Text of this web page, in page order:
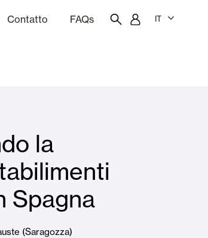
Contatto FAQs IT
la
Spagna
(Saragozza)